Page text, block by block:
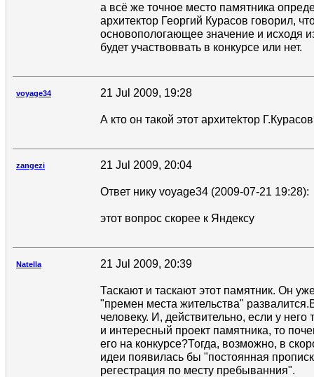
а всё же точное место памятника
архитектор Георгий Курасов говорил,
основопологающее значение и исходя
будет участвоввать в конкурсе или нет.
voyage34 21 Jul 2009, 19:28
А кто он такой этот архитеkтор
zangezi 21 Jul 2009, 20:04
Ответ нику voyage34 (2009-07-21 19:28):
этот вопрос скорее к Яндексу
Natella 21 Jul 2009, 20:39
Таскают и таскают этот памятник. Он
"премен места жительства"
человеку. И, действительно, если у него
и интересный проект памятника, то
его на конкурсе?Тогда, возможно, в
идеи появилась бы "постоянная
регестрация по месту пребыванния".